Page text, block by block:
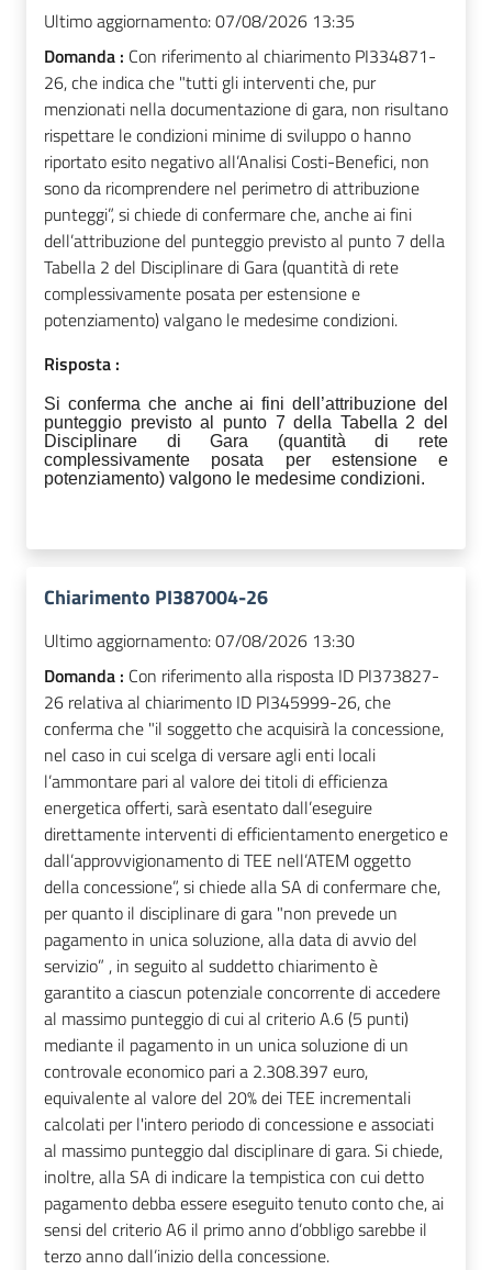
Ultimo aggiornamento:07/08/2026 13:35
Domanda : Con riferimento al chiarimento PI334871-
26, che indica che "tutti gli interventi che, pur
menzionati nella documentazione di gara, non risultano
rispettare le condizioni minime di sviluppo o hanno
riportato esito negativo all’Analisi Costi-Benefici, non
sono da ricomprendere nel perimetro di attribuzione
punteggi”, si chiede di confermare che, anche ai fini
dell’attribuzione del punteggio previsto al punto 7 della
Tabella 2 del Disciplinare di Gara (quantità di rete
complessivamente posata per estensione e
potenziamento) valgano le medesime condizioni.
Risposta :
Si conferma che anche ai fini dell’attribuzione del
punteggio previsto al punto 7 della Tabella 2 del
Disciplinare di Gara (quantità di rete
complessivamente posata per estensione e
potenziamento) valgono le medesime condizioni.
Chiarimento PI387004-26
Ultimo aggiornamento:07/08/2026 13:30
Domanda : Con riferimento alla risposta ID PI373827-
26 relativa al chiarimento ID PI345999-26, che
conferma che "il soggetto che acquisirà la concessione,
nel caso in cui scelga di versare agli enti locali
l’ammontare pari al valore dei titoli di efficienza
energetica offerti, sarà esentato dall’eseguire
direttamente interventi di efficientamento energetico e
dall’approvvigionamento di TEE nell’ATEM oggetto
della concessione”, si chiede alla SA di confermare che,
per quanto il disciplinare di gara "non prevede un
pagamento in unica soluzione, alla data di avvio del
servizio” , in seguito al suddetto chiarimento è
garantito a ciascun potenziale concorrente di accedere
al massimo punteggio di cui al criterio A.6 (5 punti)
mediante il pagamento in un unica soluzione di un
controvale economico pari a 2.308.397 euro,
equivalente al valore del 20% dei TEE incrementali
calcolati per l'intero periodo di concessione e associati
al massimo punteggio dal disciplinare di gara. Si chiede,
inoltre, alla SA di indicare la tempistica con cui detto
pagamento debba essere eseguito tenuto conto che, ai
sensi del criterio A6 il primo anno d’obbligo sarebbe il
terzo anno dall’inizio della concessione.